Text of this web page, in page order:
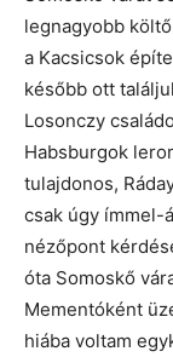
legnagyobb
a Kacsicsok
később ott
Losonczy
Habsburgok
tulajdonos,
csak úgy ímmel-
nézőpont
óta Somoskő
Mementóként
hiába voltam